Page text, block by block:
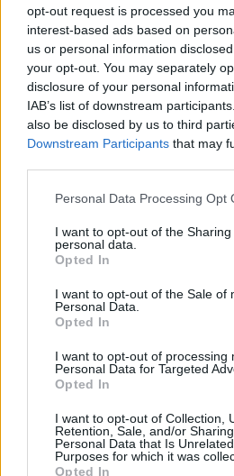
opt-out request is processed you
interest-based ads based on
us or personal information
your opt-out. You may separately
disclosure of your personal
IAB’s list of downstream
also be disclosed by us to third
Downstream Participants that may
Personal Data Processing Opt
I want to opt-out of the
personal data.
Opted In
I want to opt-out of the Sale of
Personal Data.
Opted In
I want to opt-out of processing
Personal Data for Targeted
Opted In
I want to opt-out of Collection,
Retention, Sale, and/or
Personal Data that Is
Purposes for which it was
Opted In
Πριν από την ανάληψη
Μερτς ήταν βέβαιος για
σφυρηλατήσει
Τραμπ, αλλά έκτοτε ο
ψυχρανθεί εν μέσω μιας
Ρωσίας. Σχετικά με
δήλωσε ότι οι ΗΠΑ
αποκλίνουσες
«Κατά την ευρωπαϊκή
για κανέναν», δήλωσε η